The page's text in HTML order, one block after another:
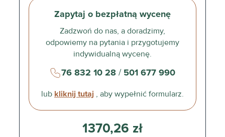
Zapytaj o bezpłatną wycenę
Zadzwoń do nas, a doradzimy,
odpowiemy na pytania i przygotujemy
indywidualną wycenę.
76 832 10 28/ 501 677 990
lub kliknij tutaj , aby wypełnić formularz.
1370,26 zł